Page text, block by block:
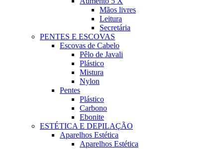
Mãos livres
Leitura
Secretária
PENTES E ESCOVAS
Escovas de Cabelo
Pêlo de Javali
Plástico
Mistura
Nylon
Pentes
Plástico
Carbono
Ebonite
ESTÉTICA E DEPILAÇÃO
Aparelhos Estética
Aparelhos Estética